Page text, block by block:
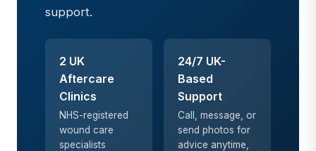
support.
2 UK
Aftercare
Clinics
NHS-registered
wound care
specialists
24/7 UK-
Based
Support
Call, message, or
send photos for
advice anytime,